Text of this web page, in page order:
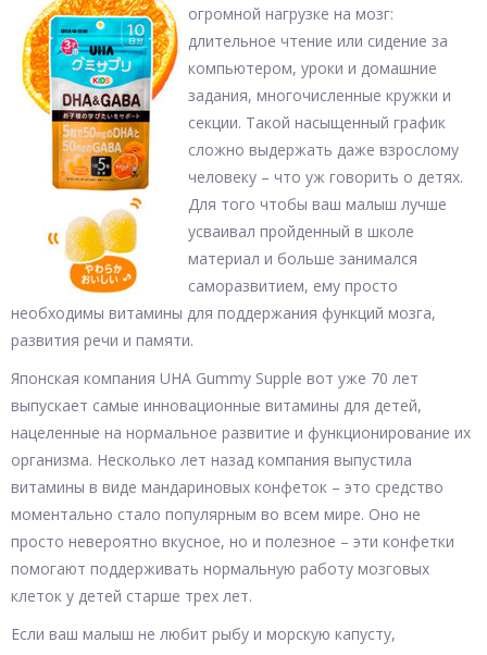
огромной нагрузке на мозг:
длительное чтение или сидение за
компьютером, уроки и домашние
задания, многочисленные кружки и
секции. Такой насыщенный график
сложно выдержать даже взрослому
человеку – что уж говорить о детях.
Для того чтобы ваш малыш лучше
усваивал пройденный в школе
материал и больше занимался
саморазвитием, ему просто
необходимы витамины для поддержания функций мозга,
развития речи и памяти.
Японская компания UHA Gummy Supple вот уже 70 лет
выпускает самые инновационные витамины для детей,
нацеленные на нормальное развитие и функционирование их
организма. Несколько лет назад компания выпустила
витамины в виде мандариновых конфеток – это средство
моментально стало популярным во всем мире. Оно не
просто невероятно вкусное, но и полезное – эти конфетки
помогают поддерживать нормальную работу мозговых
клеток у детей старше трех лет.
Если ваш малыш не любит рыбу и морскую капусту,